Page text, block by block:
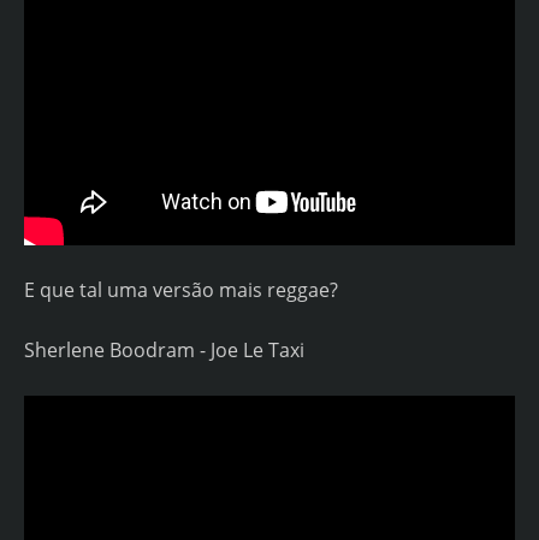
E que tal uma versão mais reggae?
Sherlene Boodram - Joe Le Taxi